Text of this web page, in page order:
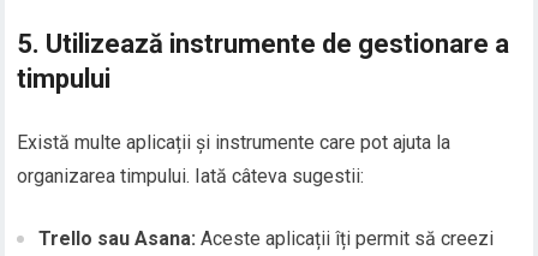
5. Utilizează instrumente de gestionare a
timpului
Există multe aplicații și instrumente care pot ajuta la
organizarea timpului. Iată câteva sugestii:
Trello sau Asana: Aceste aplicații îți permit să creezi